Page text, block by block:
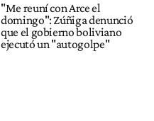
"Me reuní con Arce el
domingo": Zúñiga denunció
que el gobierno boliviano
ejecutó un "autogolpe"